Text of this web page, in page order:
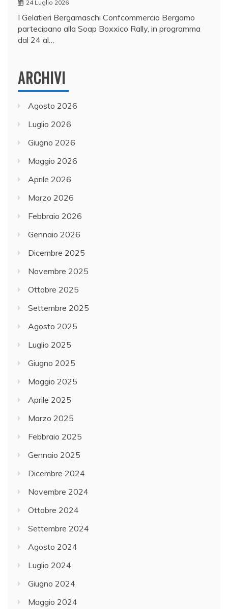
24 Luglio 2026
I Gelatieri Bergamaschi Confcommercio Bergamo
partecipano alla Soap Boxxico Rally, in programma
dal 24 al…
ARCHIVI
Agosto 2026
Luglio 2026
Giugno 2026
Maggio 2026
Aprile 2026
Marzo 2026
Febbraio 2026
Gennaio 2026
Dicembre 2025
Novembre 2025
Ottobre 2025
Settembre 2025
Agosto 2025
Luglio 2025
Giugno 2025
Maggio 2025
Aprile 2025
Marzo 2025
Febbraio 2025
Gennaio 2025
Dicembre 2024
Novembre 2024
Ottobre 2024
Settembre 2024
Agosto 2024
Luglio 2024
Giugno 2024
Maggio 2024